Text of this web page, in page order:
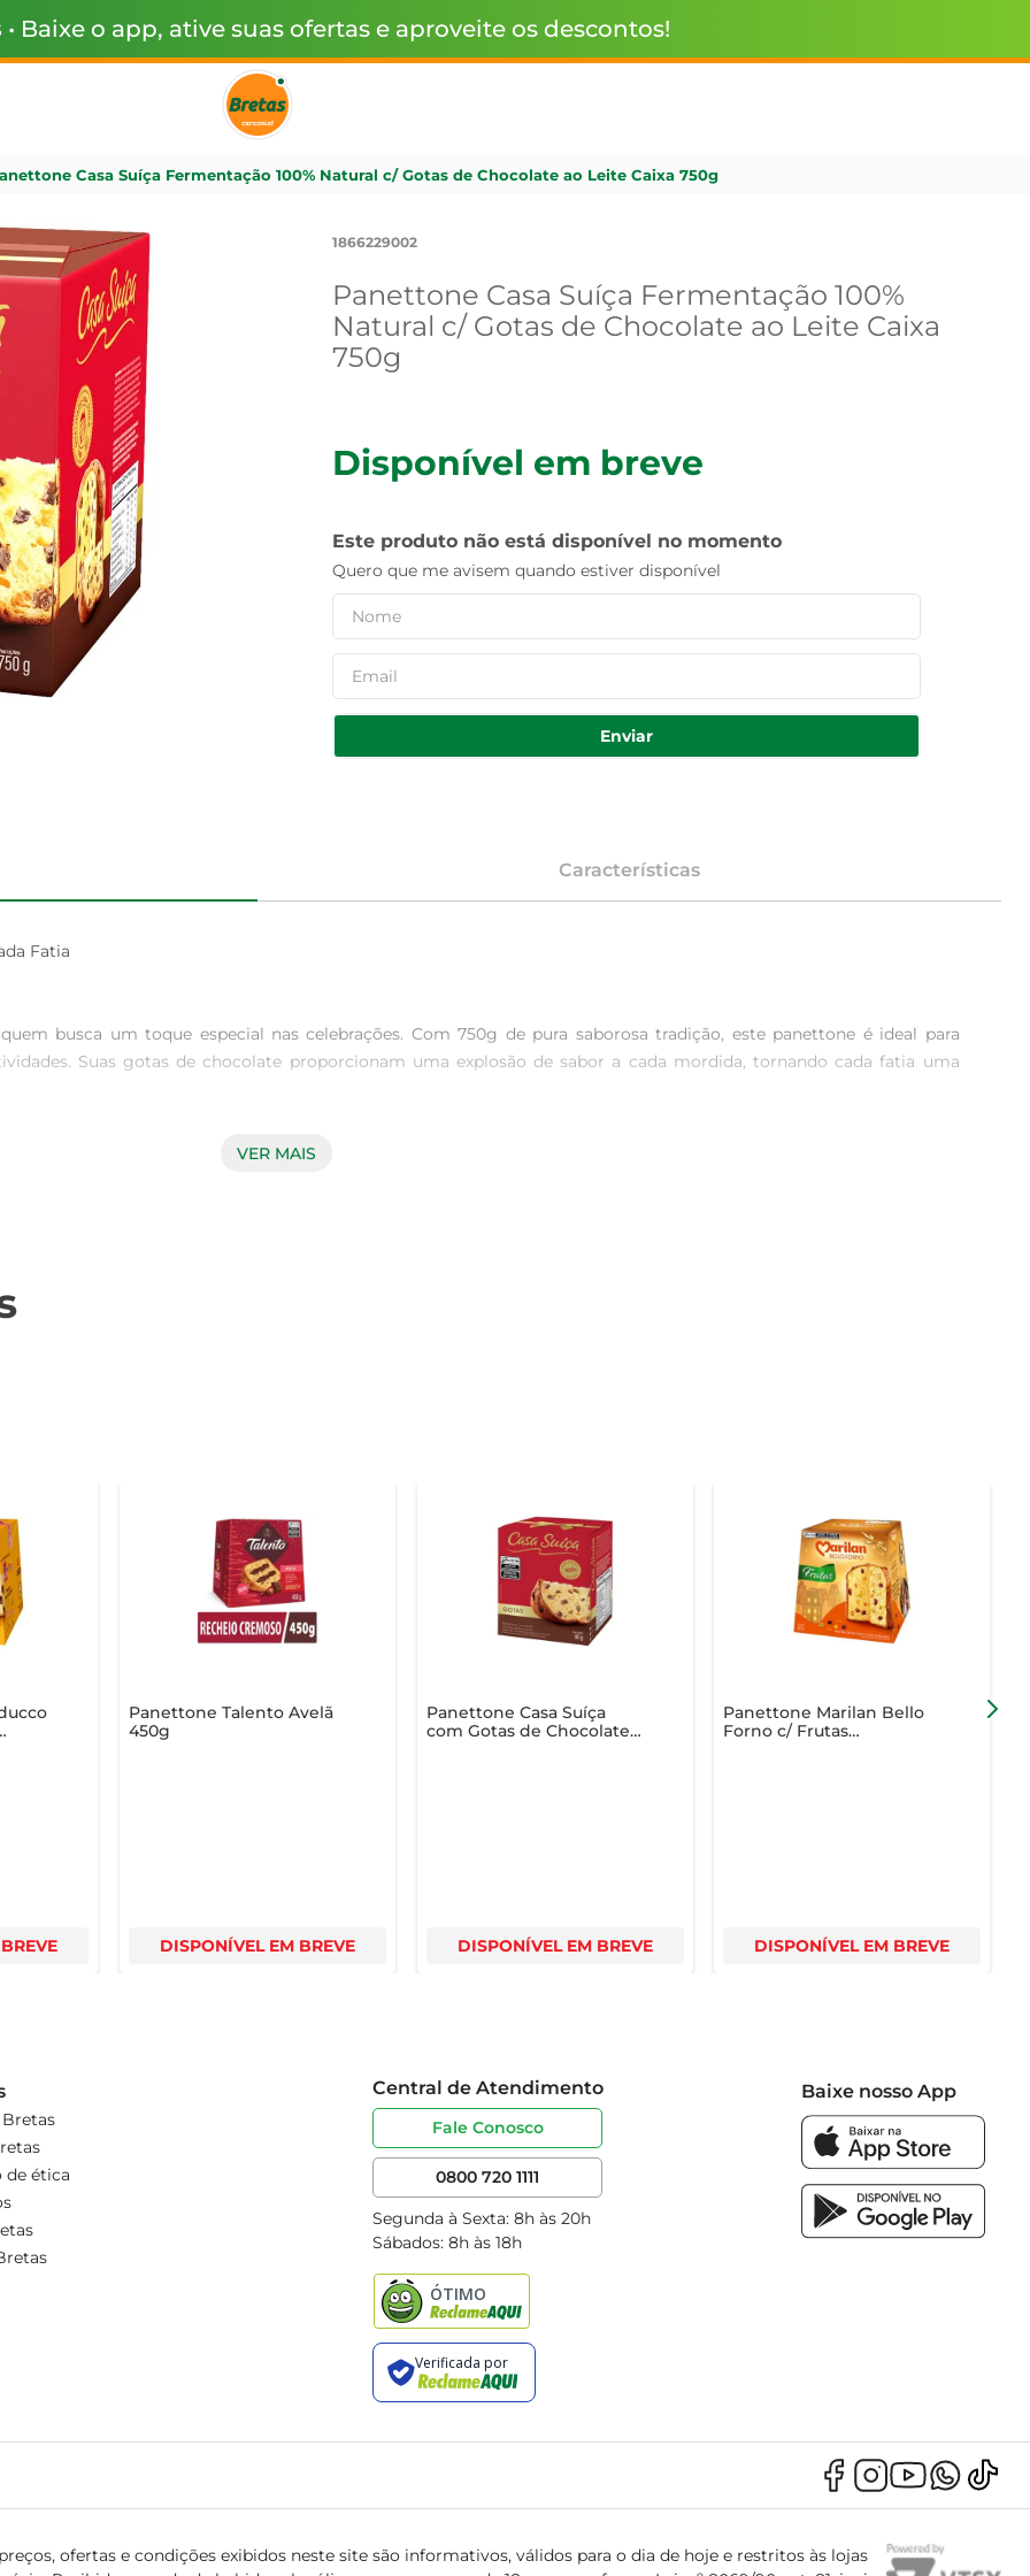
• Baixe o app, ative suas ofertas e aproveite os descontos!
Casa Suíça Fermentação 100% Natural c/ Gotas de Chocolate ao Leite Caixa 750g
1866229002
Panettone Casa Suíça Fermentação 100%
Natural c/ Gotas de Chocolate ao Leite Caixa
750g
Disponível em breve
Este produto não está disponível no momento
Quero que me avisem quando estiver disponível
Enviar
Características
Fatia
busca um toque especial nas celebrações. Com 750g de pura saborosa tradição, este panettone é ideal para
Suas gotas de chocolate proporcionam uma explosão de sabor a cada mordida, tornando cada fatia uma
utilizado em diversas receitas, como rabanadas ou até mesmo em bolos trufados. Sua versatilidade permite que
VER MAIS
Panettone Talento Avelã
450g
DISPONÍVEL EM BREVE
Panettone Casa Suíça
com Gotas de Chocolate
DISPONÍVEL EM BREVE
Panettone Marilan Bello
Forno c/ Frutas
DISPONÍVEL EM BREVE
de ética
Central de Atendimento
Fale Conosco
0800 720 1111
Segunda à Sexta: 8h às 20h
Sábados: 8h às 18h
Baixe nosso App
ofertas e condições exibidos neste site são informativos, válidos para o dia de hoje e restritos às lojas